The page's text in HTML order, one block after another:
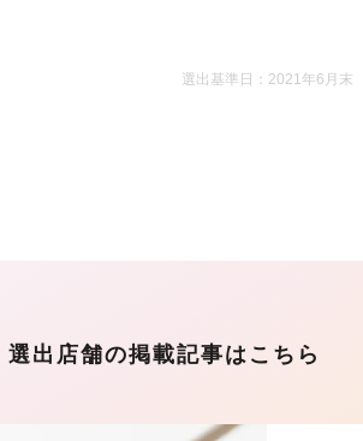
選出基準日：2021年6月末
選出店舗の掲載記事はこちら